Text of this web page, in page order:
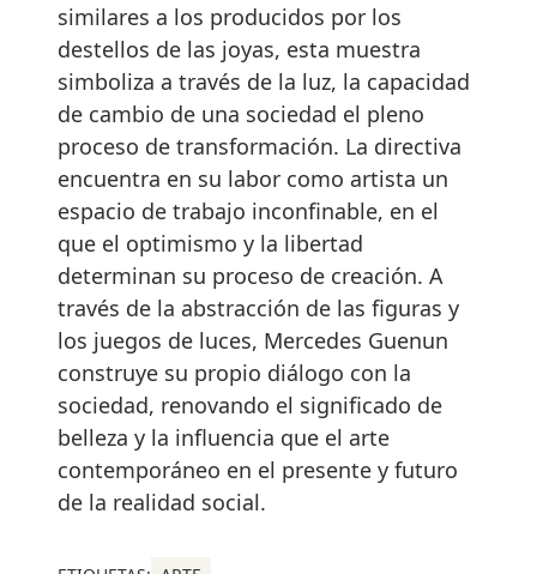
similares a los producidos por los
destellos de las joyas, esta muestra
simboliza a través de la luz, la capacidad
de cambio de una sociedad el pleno
proceso de transformación. La directiva
encuentra en su labor como artista un
espacio de trabajo inconfinable, en el
que el optimismo y la libertad
determinan su proceso de creación. A
través de la abstracción de las figuras y
los juegos de luces, Mercedes Guenun
construye su propio diálogo con la
sociedad, renovando el significado de
belleza y la influencia que el arte
contemporáneo en el presente y futuro
de la realidad social.